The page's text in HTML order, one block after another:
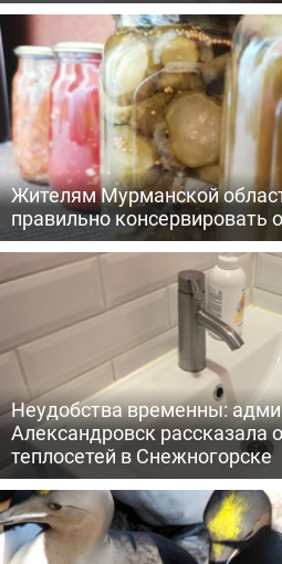
Жителям Мурманской
правильно консервировать
Неудобства временны:
Александровск рассказала
теплосетей в Снежногорске